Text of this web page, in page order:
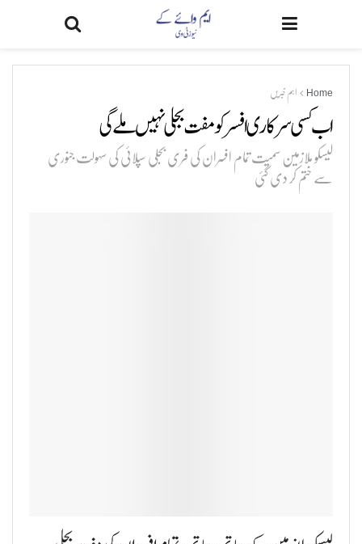
Home اہم خبریں
اب کسی سرکاری افسر کو مفت بجلی نہیں ملے گی
لیسکو ملازمین سمیت تمام افسران کی فری بجلی سپلائی کی سہولت جنوری
سے ختم کر دی گئی